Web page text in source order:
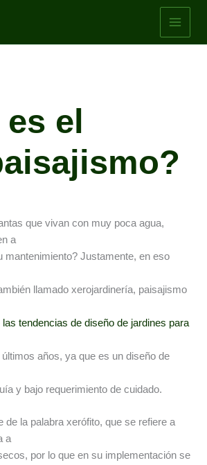
el
que vivan con muy poca agua,
a
mantenimiento? Justamente, en eso
llamado xerojardinería, paisajismo
las tendencias de diseño de jardines para
años, ya que es un diseño de
y bajo requerimiento de cuidado.
de la palabra xerófito, que se refiere a
a
por lo que en su implementación se